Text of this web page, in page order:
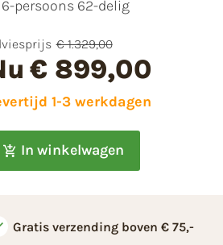
6-persoons 62-delig
€ 1.329,00
€ 899,00
1-3 werkdagen
In winkelwagen
Gratis verzending boven € 75,-